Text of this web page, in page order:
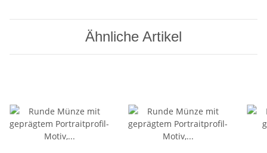
Ähnliche Artikel